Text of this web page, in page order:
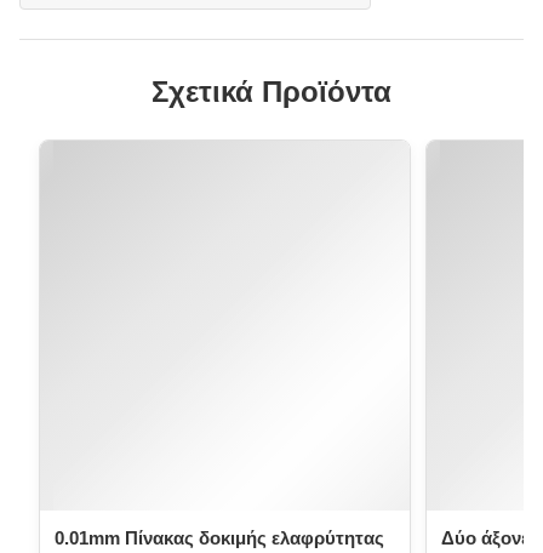
Σχετικά Προϊόντα
0.01mm Πίνακας δοκιμής ελαφρύτητας
Δύο